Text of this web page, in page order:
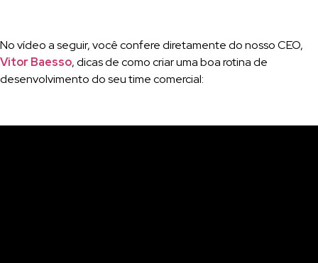
No vídeo a seguir, você confere diretamente do nosso CEO,
Vitor Baesso, dicas de como criar uma boa rotina de
desenvolvimento do seu time comercial: